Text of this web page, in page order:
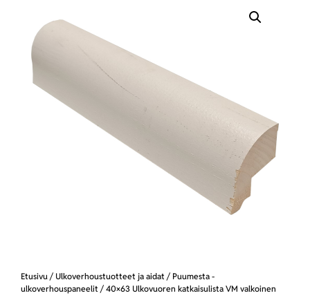
Etusivu / Ulkoverhoustuotteet ja aidat / Puumesta -
ulkoverhouspaneelit / 40×63 Ulkovuoren katkaisulista VM valkoinen